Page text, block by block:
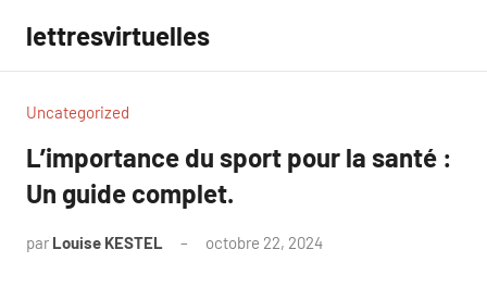
contenu
lettresvirtuelles
Uncategorized
L’importance du sport pour la santé :
Un guide complet.
par Louise KESTEL octobre 22, 2024